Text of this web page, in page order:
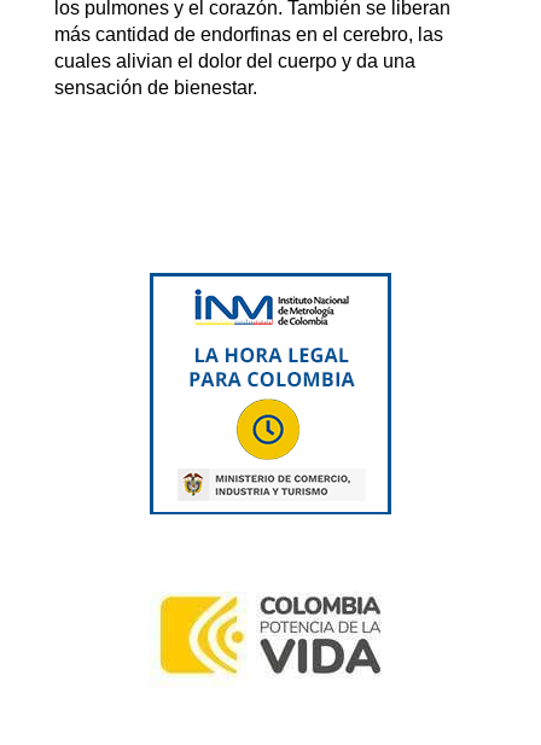
los pulmones y el corazón. También se liberan
más cantidad de endorfinas en el cerebro, las
cuales alivian el dolor del cuerpo y da una
sensación de bienestar.